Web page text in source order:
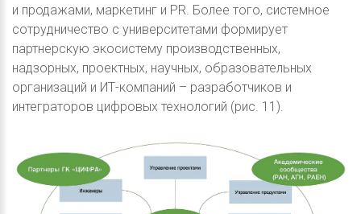
и продажами, маркетинг и PR. Более того, системное
сотрудничество с университетами формирует
партнерскую экосистему производственных,
надзорных, проектных, научных, образовательных
организаций и ИТ-компаний – разработчиков и
интеграторов цифровых технологий (рис. 11).